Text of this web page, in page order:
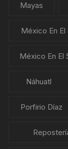
Mayas
México En El
México En El
Náhuatl
Porfirio Díaz